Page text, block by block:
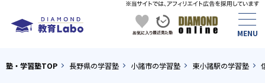
塾・学習塾TOP 長野県の学習塾 小諸市の学習塾 東小諸駅の学習塾